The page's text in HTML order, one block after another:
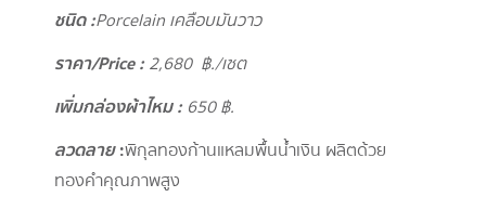
ชนิด :Porcelain เคลือบมันวาว
ราคา/Price :2,680 ฿./เซต
เพิ่มกล่องผ้าไหม : 650 ฿.
ลวดลาย:พิกุลทองก้านแหลมพื้นน้ำเงิน ผลิตด้วย
ทองคำคุณภาพสูง